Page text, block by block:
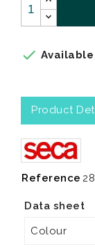

Product
Reference
Data sheet
Colour